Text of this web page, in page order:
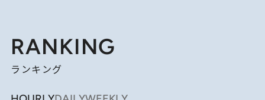
RANKING
ランキング